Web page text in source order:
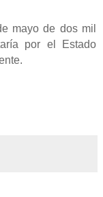
mayo de dos mil
por el Estado